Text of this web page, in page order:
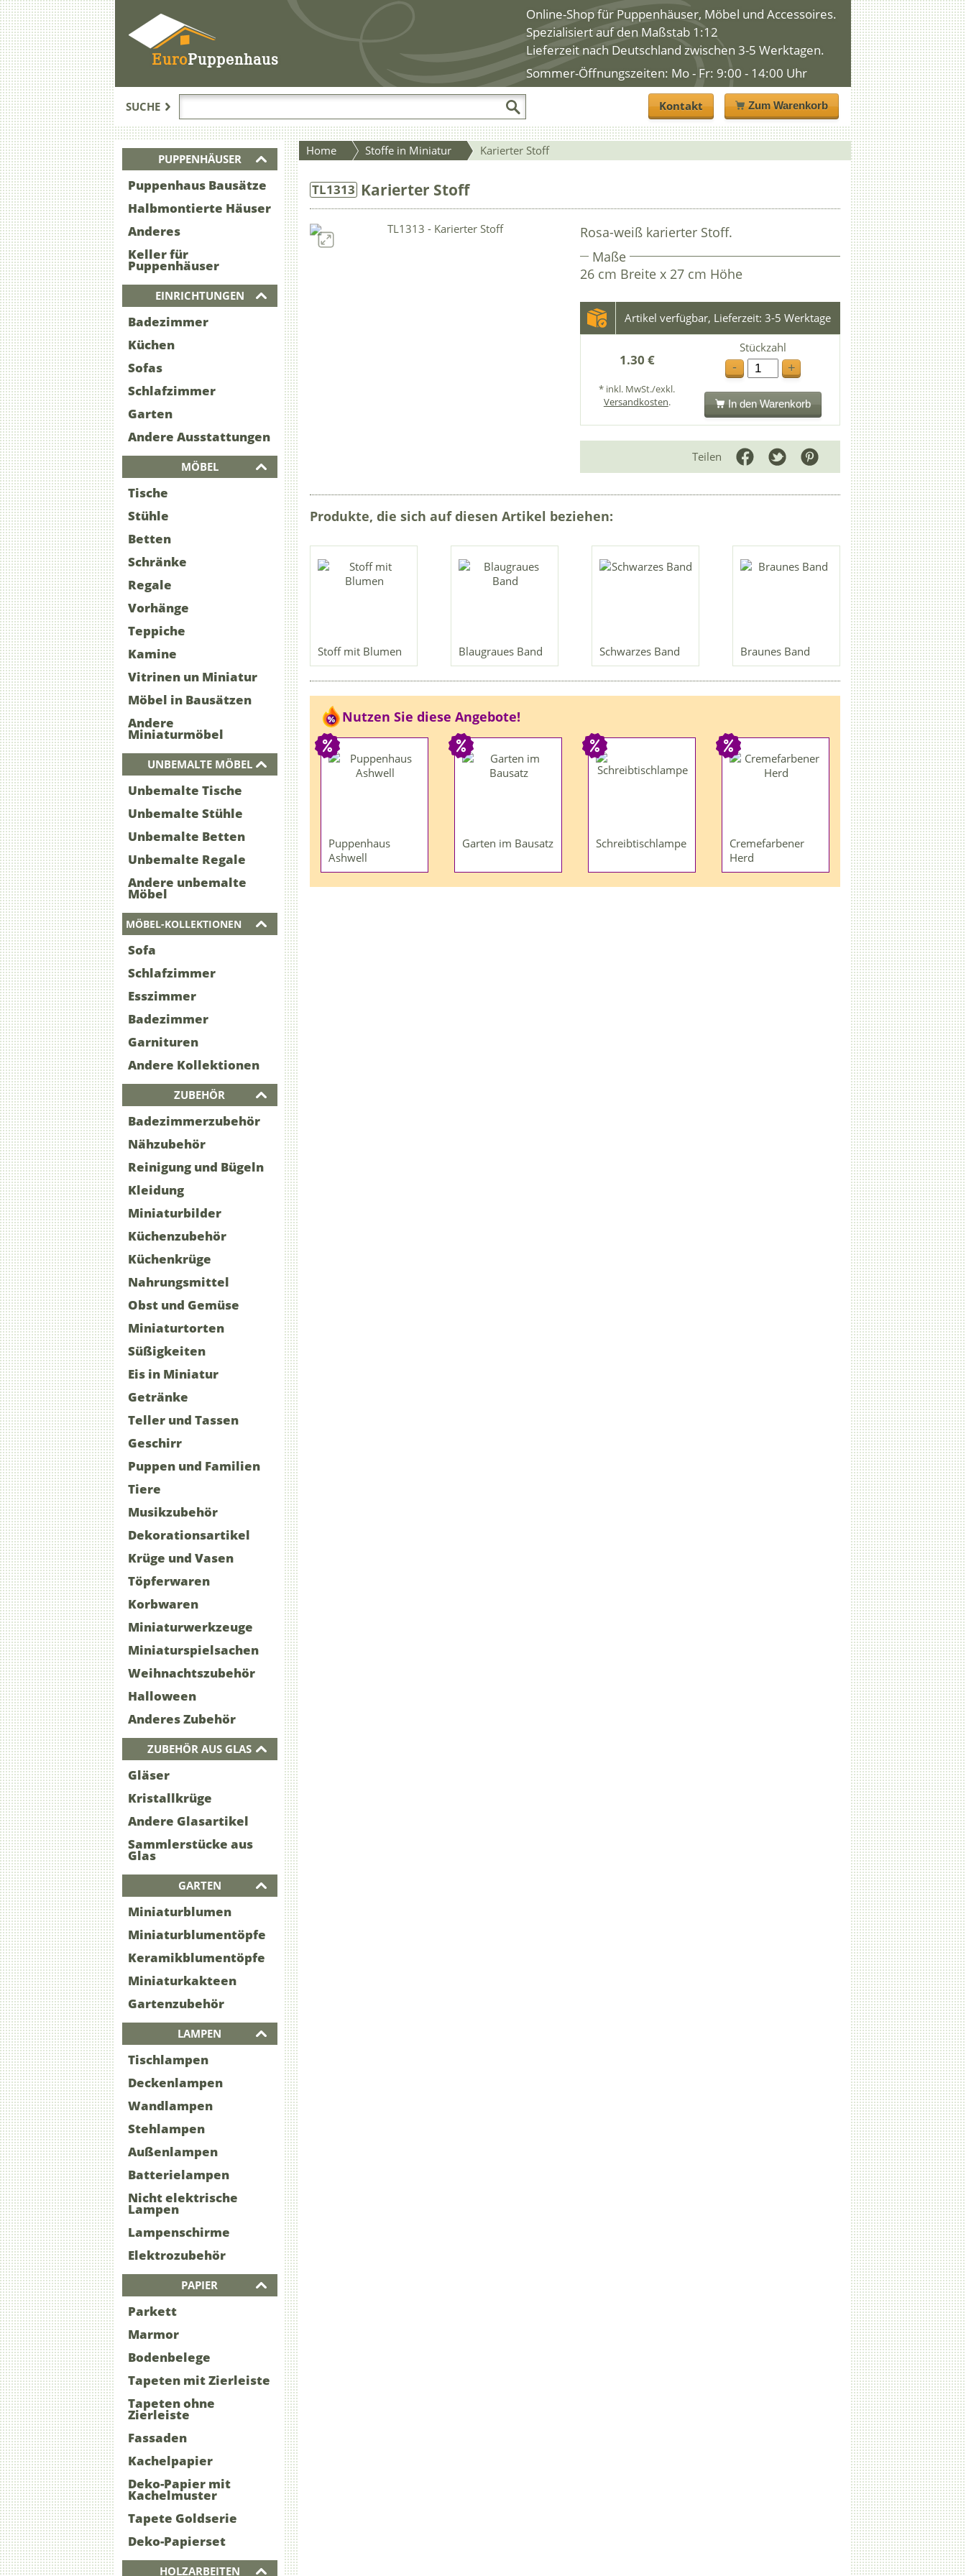
EuroPuppenhaus
Online-Shop für Puppenhäuser, Möbel und Accessoires.
Spezialisiert auf den Maßstab 1:12
Lieferzeit nach Deutschland zwischen 3-5 Werktagen.
Sommer-Öffnungszeiten: Mo - Fr: 9:00 - 14:00 Uhr
SUCHE Kontakt Zum Warenkorb
PUPPENHÄUSER
Puppenhaus Bausätze
Halbmontierte Häuser
Anderes
Keller für
Puppenhäuser
EINRICHTUNGEN
Badezimmer
Küchen
Sofas
Schlafzimmer
Garten
Andere Ausstattungen
MÖBEL
Tische
Stühle
Betten
Schränke
Regale
Vorhänge
Teppiche
Kamine
Vitrinen un Miniatur
Möbel in Bausätzen
Andere
Miniaturmöbel
UNBEMALTE MÖBEL
Unbemalte Tische
Unbemalte Stühle
Unbemalte Betten
Unbemalte Regale
Andere unbemalte
Möbel
MÖBEL-KOLLEKTIONEN
Sofa
Schlafzimmer
Esszimmer
Badezimmer
Garnituren
Andere Kollektionen
ZUBEHÖR
Badezimmerzubehör
Nähzubehör
Reinigung und Bügeln
Kleidung
Miniaturbilder
Küchenzubehör
Küchenkrüge
Nahrungsmittel
Obst und Gemüse
Miniaturtorten
Süßigkeiten
Eis in Miniatur
Getränke
Teller und Tassen
Geschirr
Puppen und Familien
Tiere
Musikzubehör
Dekorationsartikel
Krüge und Vasen
Töpferwaren
Korbwaren
Miniaturwerkzeuge
Miniaturspielsachen
Weihnachtszubehör
Halloween
Anderes Zubehör
ZUBEHÖR AUS GLAS
Gläser
Kristallkrüge
Andere Glasartikel
Sammlerstücke aus
Glas
GARTEN
Miniaturblumen
Miniaturblumentöpfe
Keramikblumentöpfe
Miniaturkakteen
Gartenzubehör
LAMPEN
Tischlampen
Deckenlampen
Wandlampen
Stehlampen
Außenlampen
Batterielampen
Nicht elektrische
Lampen
Lampenschirme
Elektrozubehör
PAPIER
Parkett
Marmor
Bodenbelege
Tapeten mit Zierleiste
Tapeten ohne
Zierleiste
Fassaden
Kachelpapier
Deko-Papier mit
Kachelmuster
Tapete Goldserie
Deko-Papierset
HOLZARBEITEN
Home Stoffe in Miniatur Karierter Stoff
TL1313 Karierter Stoff
Rosa-weiß karierter Stoff.
Maße
26 cm Breite x 27 cm Höhe
Artikel verfügbar, Lieferzeit: 3-5 Werktage
1.30 €
* inkl. MwSt./exkl.
Versandkosten.
Stückzahl
-
+
In den Warenkorb
Teilen
Produkte, die sich auf diesen Artikel beziehen:
Stoff mit Blumen Blaugraues Band Schwarzes Band Braunes Band
Nutzen Sie diese Angebote!
Puppenhaus
Ashwell
Garten im Bausatz Schreibtischlampe
Cremefarbener
Herd